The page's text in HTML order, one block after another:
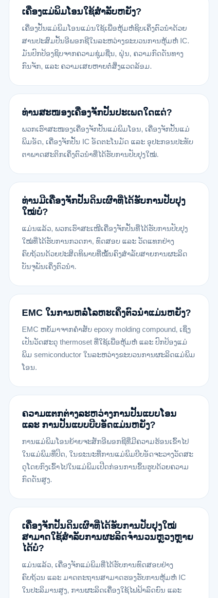
ເຄື່ອງແມ່ພິມໂອນໃຊ້ສຳລັບຫຍັງ?
ເຄື່ອງປັ້ນແມ່ພິມໂອນແມ່ນໃຊ້ເພື່ອຫຸ້ມຫໍ່ຊິບເຄິ່ງຕົວນຳດ້ວຍ
ສານປະສົມປັ້ນອີພອກຊີໃນລະຫວ່າງຂະບວນການຫຸ້ມຫໍ່ IC.
ມັນປົກປ້ອງຊິບຈາກຄວາມຊຸ່ມຊື່ນ, ຝຸ່ນ, ຄວາມກົດດັນທາງ
ກົນຈັກ, ແລະ ຄວາມເສຍຫາຍຕໍ່ສິ່ງແວດລ້ອມ.
ທ່ານສະໜອງເຄື່ອງຈັກປັ້ນປະເພດໃດແດ່?
ພວກເຮົາສະໜອງເຄື່ອງຈັກປັ້ນແມ່ພິມໂອນ, ເຄື່ອງຈັກປັ້ນແມ່
ພິມອັດ, ເຄື່ອງຈັກປັ້ນ IC ອັດຕະໂນມັດ ແລະ ອຸປະກອນປະທັບ
ຕາພາດສະຕິກເຄິ່ງຕົວນຳທີ່ໄດ້ຮັບການປັບປຸງໃໝ່.
ທ່ານມີເຄື່ອງຈັກປັ້ນດິນເຜົາທີ່ໄດ້ຮັບການປັບປຸງ
ໃໝ່ບໍ?
ແມ່ນແລ້ວ, ພວກເຮົາສະເໜີເຄື່ອງຈັກປັ້ນທີ່ໄດ້ຮັບການປັບປຸງ
ໃໝ່ທີ່ໄດ້ຮັບການກວດກາ, ທົດສອບ ແລະ ວັດແທກຢ່າງ
ຄົບຖ້ວນດ້ວຍປະສິດທິພາບທີ່ໝັ້ນຄົງສຳລັບສາຍການຜະລິດ
ບັນຈຸພັນເຄິ່ງຕົວນຳ.
EMC ໃນການຫລໍ່ໂລຫະເຄິ່ງຕົວນຳແມ່ນຫຍັງ?
EMC ຫຍໍ້ມາຈາກຄຳສັບ epoxy molding compound, ເຊິ່ງ
ເປັນວັດສະດຸ thermoset ທີ່ໃຊ້ເພື່ອຫຸ້ມຫໍ່ ແລະ ປົກປ້ອງແມ່
ພິມ semiconductor ໃນລະຫວ່າງຂະບວນການຜະລິດແມ່ພິມ
ໂອນ.
ຄວາມແຕກຕ່າງລະຫວ່າງການປັ້ນແບບໂອນ
ແລະ ການປັ້ນແບບບີບອັດແມ່ນຫຍັງ?
ການແມ່ພິມໂອນຍ້າຍຈະສັກອີພອກຊີທີ່ມີຄວາມຮ້ອນເຂົ້າໄປ
ໃນແມ່ພິມທີ່ປິດ, ໃນຂະນະທີ່ການແມ່ພິມບີບອັດຈະວາງວັດສະ
ດຸໂດຍກົງເຂົ້າໄປໃນແມ່ພິມເປີດກ່ອນການຂຶ້ນຮູບດ້ວຍຄວາມ
ກົດດັນສູງ.
ເຄື່ອງຈັກປັ້ນດິນເຜົາທີ່ໄດ້ຮັບການປັບປຸງໃໝ່
ສາມາດໃຊ້ສໍາລັບການຜະລິດຈໍານວນຫຼວງຫຼາຍ
ໄດ້ບໍ?
ແມ່ນແລ້ວ, ເຄື່ອງຈັກແມ່ພິມທີ່ໄດ້ຮັບການທົດສອບຢ່າງ
ຄົບຖ້ວນ ແລະ ມາດຕະຖານສາມາດຮອງຮັບການຫຸ້ມຫໍ່ IC
ໃນປະລິມານສູງ, ການຜະລິດເຄື່ອງໃຊ້ໄຟຟ້າລົດຍົນ ແລະ